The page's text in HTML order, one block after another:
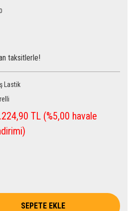
taksitlerle!
Lastik
TL (%5,00 havale
SEPETE EKLE